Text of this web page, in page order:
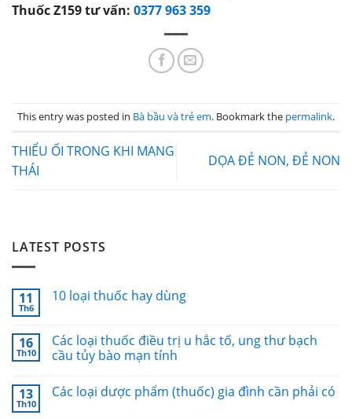
Thuốc Z159 tư vấn: 0377 963 359
This entry was posted in Bà bầu và trẻ em. Bookmark the permalink.
THIỂU ỐI TRONG KHI MANG
THÁI
DỌA ĐẺ NON, ĐẺ NON
LATEST POSTS
11
Th6
10 loại thuốc hay dùng
16
Th10
Các loại thuốc điều trị u hắc tố, ung thư bạch
cầu tủy bào mạn tính
13
Th10
Các loại dược phẩm (thuốc) gia đình cần phải có